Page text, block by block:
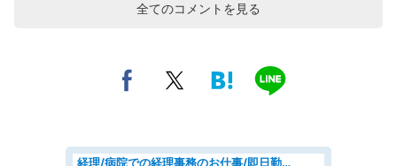
全てのコメントを見る
経理/病院での経理事務のお仕事/即日勤務可/車通勤可/経理/一般事務